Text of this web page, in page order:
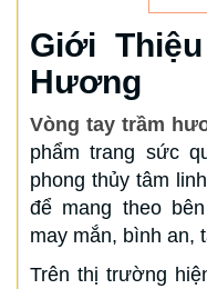
Giới
Hương
Vòng tay trầm
phẩm trang sức
phong thủy tâm
để mang theo
may mắn, bình an,
Trên thị trường